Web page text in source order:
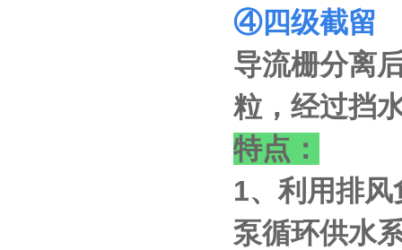
④四级截留
导流栅分离
粒，经过挡
特点：
1、利用排
泵循环供水